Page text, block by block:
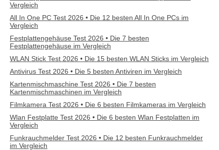
Vergleich
All In One PC Test 2026 • Die 12 besten All In One PCs im
Vergleich
Festplattengehäuse Test 2026 • Die 7 besten
Festplattengehäuse im Vergleich
WLAN Stick Test 2026 • Die 15 besten WLAN Sticks im Vergleich
Antivirus Test 2026 • Die 5 besten Antiviren im Vergleich
Kartenmischmaschine Test 2026 • Die 7 besten
Kartenmischmaschinen im Vergleich
Filmkamera Test 2026 • Die 6 besten Filmkameras im Vergleich
Wlan Festplatte Test 2026 • Die 6 besten Wlan Festplatten im
Vergleich
Funkrauchmelder Test 2026 • Die 12 besten Funkrauchmelder
im Vergleich